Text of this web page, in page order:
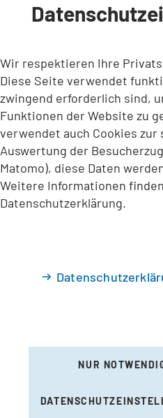
INHALT ANSPRINGEN
Wir respektieren Ihre
Diese Seite verwendet
zwingend erforderlich sind,
Funktionen der Website zu
verwendet auch Cookies
Auswertung der
Matomo), diese Daten
Weitere Informationen
Datenschutzerklärung.
NUR